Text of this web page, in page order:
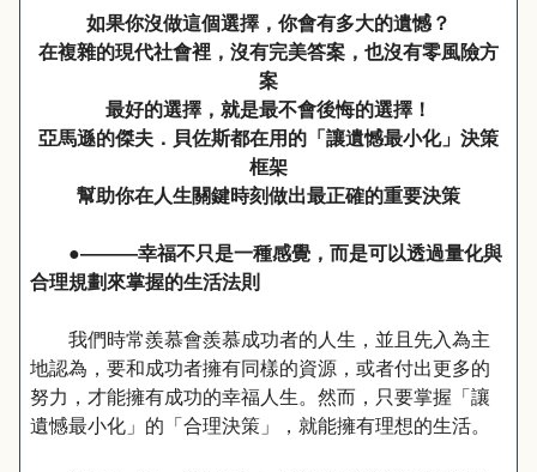
如果你沒做這個選擇，你會有多大的遺憾？
在複雜的現代社會裡，沒有完美答案，也沒有零風險方
案
最好的選擇，就是最不會後悔的選擇！
亞馬遜的傑夫．貝佐斯都在用的「讓遺憾最小化」決策
框架
幫助你在人生關鍵時刻做出最正確的重要決策
●———幸福不只是一種感覺，而是可以透過量化與
合理規劃來掌握的生活法則
我們時常羨慕會羨慕成功者的人生，並且先入為主
地認為，要和成功者擁有同樣的資源，或者付出更多的
努力，才能擁有成功的幸福人生。然而，只要掌握「讓
遺憾最小化」的「合理決策」，就能擁有理想的生活。